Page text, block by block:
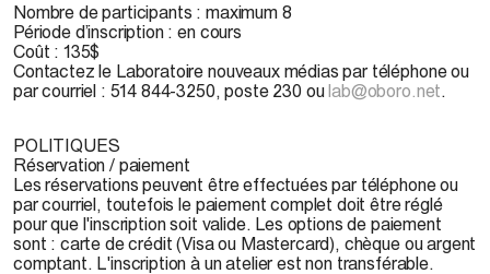
Nombre de participants : maximum 8
Période d’inscription : en cours
Coût : 135$
Contactez le Laboratoire nouveaux médias par téléphone ou
par courriel : 514 844-3250, poste 230 oulab@oboro.net.
POLITIQUES
Réservation / paiement
Les réservations peuvent être effectuées par téléphone ou
par courriel, toutefois le paiement complet doit être réglé
pour que l'inscription soit valide. Les options de paiement
sont : carte de crédit (Visa ou Mastercard), chèque ou argent
comptant. L'inscription à un atelier est non transférable.